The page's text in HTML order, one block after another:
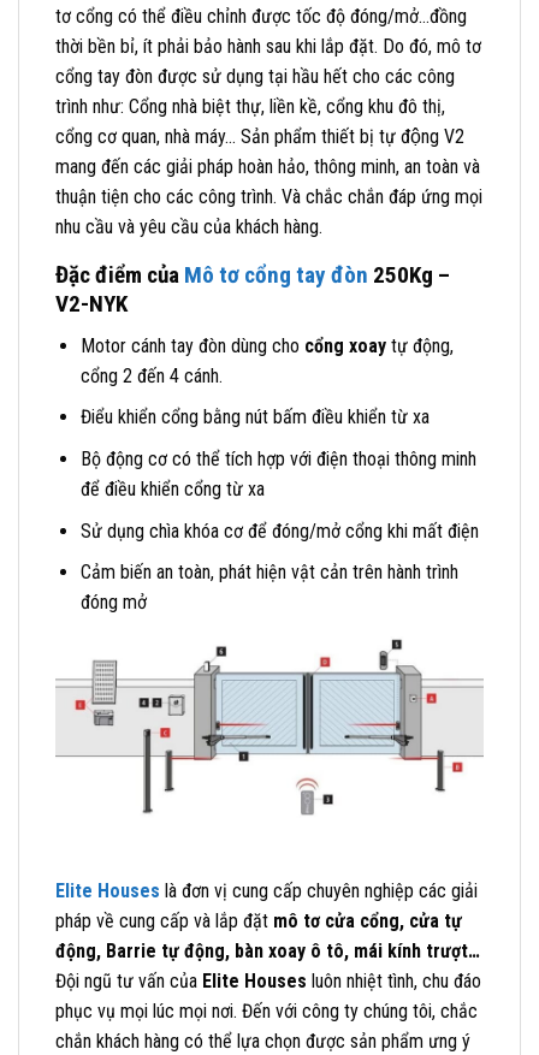
tơ cổng có thể điều chỉnh được tốc độ đóng/mở…đồng
thời bền bỉ, ít phải bảo hành sau khi lắp đặt. Do đó, mô tơ
cổng tay đòn được sử dụng tại hầu hết cho các công
trình như: Cổng nhà biệt thự, liền kề, cổng khu đô thị,
cổng cơ quan, nhà máy… Sản phẩm thiết bị tự động V2
mang đến các giải pháp hoàn hảo, thông minh, an toàn và
thuận tiện cho các công trình. Và chắc chắn đáp ứng mọi
nhu cầu và yêu cầu của khách hàng.
Đặc điểm của Mô tơ cổng tay đòn 250Kg –
V2-NYK
Motor cánh tay đòn dùng cho cổng xoaytự động,
cổng 2 đến 4 cánh.
Điểu khiển cổng bằng nút bấm điều khiển từ xa
Bộ động cơ có thể tích hợp với điện thoại thông minh
để điều khiển cổng từ xa
Sử dụng chìa khóa cơ để đóng/mở cổng khi mất điện
Cảm biến an toàn, phát hiện vật cản trên hành trình
đóng mở
Elite Houses là đơn vị cung cấp chuyên nghiệp các giải
pháp về cung cấp và lắp đặt mô tơ cửa cổng, cửa tự
động, Barrie tự động, bàn xoay ô tô, mái kính trượt…
Đội ngũ tư vấn của Elite Houses luôn nhiệt tình, chu đáo
phục vụ mọi lúc mọi nơi. Đến với công ty chúng tôi, chắc
chắn khách hàng có thể lựa chọn được sản phẩm ưng ý